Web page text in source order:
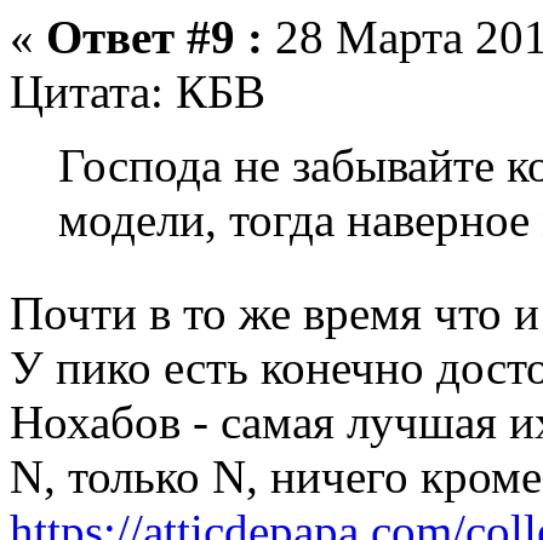
« Ответ #9 : 28 Марта
Цитата: КБВ
Господа не забывайте
модели, тогда
Почти в то же время что
У пико есть конечно
Нохабов - самая лучшая
N, только N, ничего